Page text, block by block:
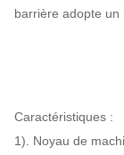
barrière adopte un
Caractéristiques :
1). Noyau de